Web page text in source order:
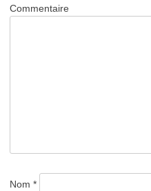
Commentaire
Nom*